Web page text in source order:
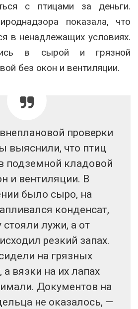
с птицами за деньги.
показала, что
в ненадлежащих условиях.
в сырой и грязной
без окон и вентиляции.
проверки
выяснили, что птиц
подземной кладовой
и вентиляции. В
было сыро, на
конденсат,
стояли лужи, а от
резкий запах.
на грязных
а вязки на их лапах
Документов на
не оказалось, —